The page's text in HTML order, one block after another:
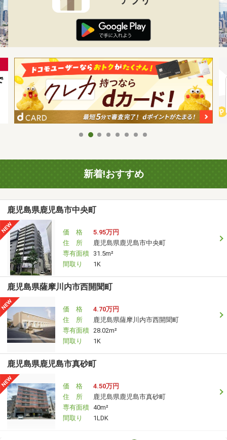
新着!おすすめ
鹿児島県鹿児島市中央町
価 格
5.95万円
住 所
鹿児島県鹿児島市中央町
専有面積 31.5m²
間取り
1K
鹿児島県薩摩川内市西開聞町
価 格
4.70万円
住 所
鹿児島県薩摩川内市西開聞町
専有面積 28.02m²
間取り
1K
鹿児島県鹿児島市真砂町
価 格
4.50万円
住 所
鹿児島県鹿児島市真砂町
専有面積 40m²
間取り
1LDK